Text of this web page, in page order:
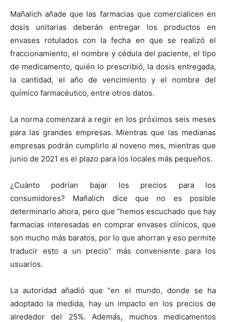
Mañalich añade que las farmacias que comercialicen en
dosis unitarias deberán entregar los productos en
envases rotulados con la fecha en que se realizó el
fraccionamiento, el nombre y cédula del paciente, el tipo
de medicamento, quién lo prescribió, la dosis entregada,
la cantidad, el año de vencimiento y el nombre del
químico farmacéutico, entre otros datos.
La norma comenzará a regir en los próximos seis meses
para las grandes empresas. Mientras que las medianas
empresas podrán cumplirlo al noveno mes, mientras que
junio de 2021 es el plazo para los locales más pequeños.
¿Cuánto podrían bajar los precios para los
consumidores? Mañalich dice que no es posible
determinarlo ahora, pero que “hemos escuchado que hay
farmacias interesadas en comprar envases clínicos, que
son mucho más baratos, por lo que ahorran y eso permite
traducir esto a un precio” más conveniente para los
usuarios.
La autoridad añadió que “en el mundo, donde se ha
adoptado la medida, hay un impacto en los precios de
alrededor del 25%. Además, muchos medicamentos